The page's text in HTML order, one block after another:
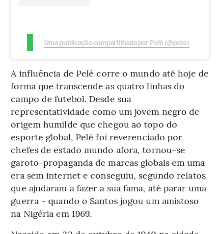
Uma publicação compartilhada por Pelé (@pele)
A influência de Pelé corre o mundo até hoje de
forma que transcende as quatro linhas do
campo de futebol. Desde sua
representatividade como um jovem negro de
origem humilde que chegou ao topo do
esporte global, Pelé foi reverenciado por
chefes de estado mundo afora, tornou-se
garoto-propaganda de marcas globais em uma
era sem internet e conseguiu, segundo relatos
que ajudaram a fazer a sua fama, até parar uma
guerra - quando o Santos jogou um amistoso
na Nigéria em 1969.